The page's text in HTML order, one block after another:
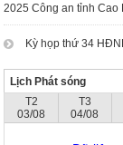
2025 Công an tỉnh Cao
Kỳ họp thứ 34
Lịch Phát sóng
T2
03/08
T3
04/08